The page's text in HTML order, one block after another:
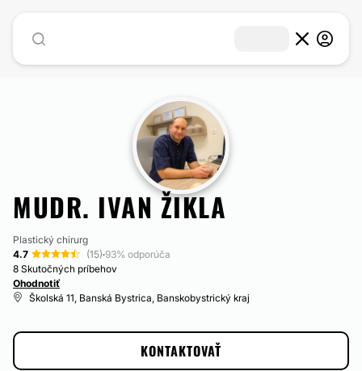
MUDR. IVAN ŽIKLA
Plastický chirurg
4.7
(15)·93% odporúča
8 Skutočných príbehov
Ohodnotiť
Školská 11, Banská Bystrica, Banskobystrický kraj
KONTAKTOVAŤ